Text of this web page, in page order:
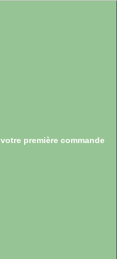
première commande